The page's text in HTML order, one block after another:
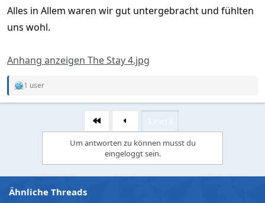
Alles in Allem waren wir gut untergebracht und fühlten
uns wohl.
Anhang anzeigen The Stay 4.jpg
R
:
1 user
Erste
Um antworten zu können musst du
eingeloggt sein.
Ähnliche Threads